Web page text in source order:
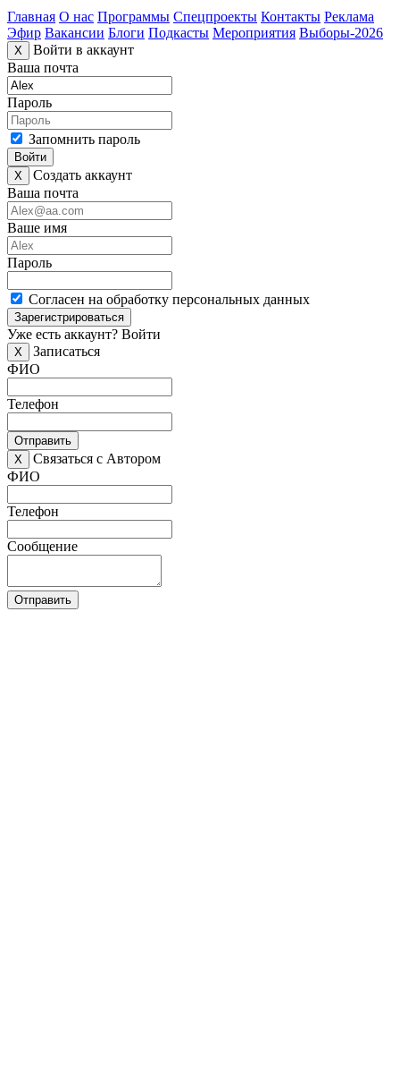
Главная О нас Программы Спецпроекты Контакты Реклама
Эфир Вакансии Блоги Подкасты Мероприятия Выборы-2026
X
Войти в аккаунт
Ваша почта
Пароль
Запомнить пароль
Войти
X
Создать аккаунт
Ваша почта
Ваше имя
Пароль
Согласен на обработку персональных данных
Зарегистрироваться
Уже есть аккаунт? Войти
X
Записаться
ФИО
Телефон
Отправить
X
Связаться с Автором
ФИО
Телефон
Сообщение
Отправить